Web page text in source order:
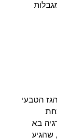
הטבעי
בא
שהגיע